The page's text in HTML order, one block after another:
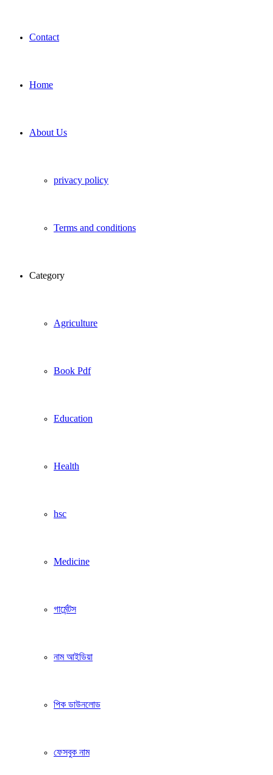
Contact
Home
About Us
privacy policy
Terms and conditions
Category
Agriculture
Book Pdf
Education
Health
hsc
Medicine
গার্মেন্টস
নাম আইডিয়া
পিক ডাউনলোড
ফেসবুক নাম